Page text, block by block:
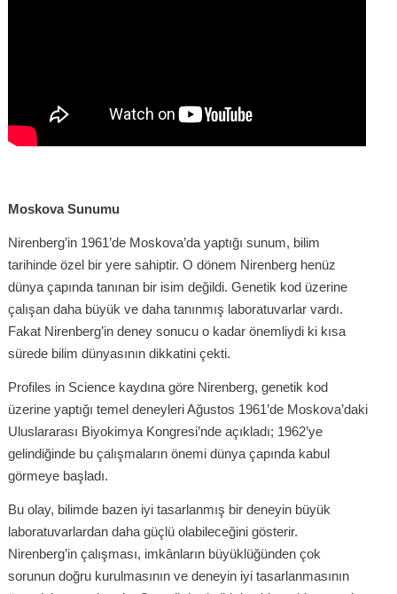
Moskova Sunumu
Nirenberg’in 1961’de Moskova’da yaptığı sunum, bilim
tarihinde özel bir yere sahiptir. O dönem Nirenberg henüz
dünya çapında tanınan bir isim değildi. Genetik kod üzerine
çalışan daha büyük ve daha tanınmış laboratuvarlar vardı.
Fakat Nirenberg’in deney sonucu o kadar önemliydi ki kısa
sürede bilim dünyasının dikkatini çekti.
Profiles in Science kaydına göre Nirenberg, genetik kod
üzerine yaptığı temel deneyleri Ağustos 1961’de Moskova’daki
Uluslararası Biyokimya Kongresi’nde açıkladı; 1962’ye
gelindiğinde bu çalışmaların önemi dünya çapında kabul
görmeye başladı.
Bu olay, bilimde bazen iyi tasarlanmış bir deneyin büyük
laboratuvarlardan daha güçlü olabileceğini gösterir.
Nirenberg’in çalışması, imkânların büyüklüğünden çok
sorunun doğru kurulmasının ve deneyin iyi tasarlanmasının